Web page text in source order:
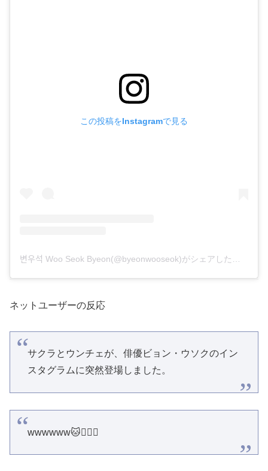
この投稿をInstagramで見る
ネットユーザーの反応
サクラとウンチェが、俳優ビョン・ウソクのイン
スタグラムに突然登場しました。
wwwwww🐱🏃🏻‍♀️